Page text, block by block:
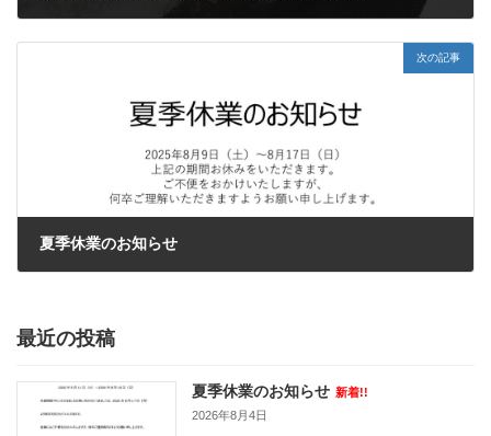
次の記事
夏季休業のお知らせ
最近の投稿
夏季休業のお知らせ 新着!!
2026年8月4日